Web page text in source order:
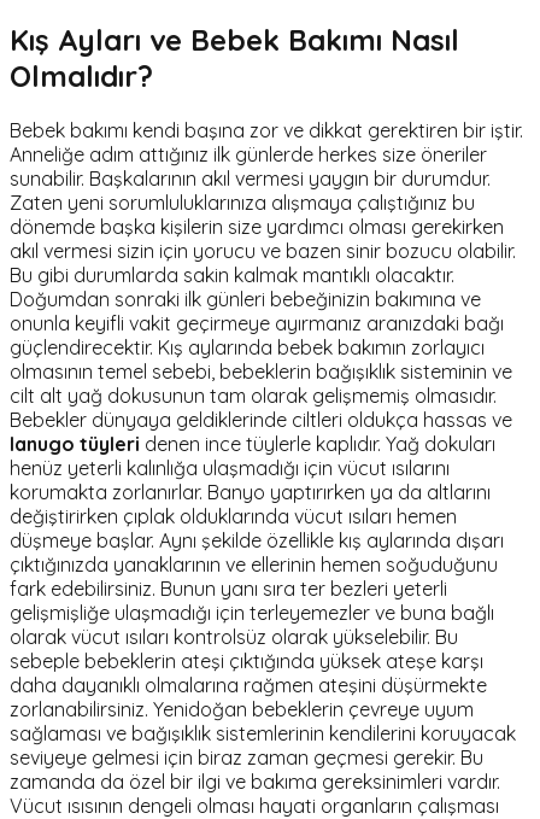
Kış Ayları ve Bebek Bakımı Nasıl
Olmalıdır?
Bebek bakımı kendi başına zor ve dikkat gerektiren bir iştir.
Anneliğe adım attığınız ilk günlerde herkes size öneriler
sunabilir. Başkalarının akıl vermesi yaygın bir durumdur.
Zaten yeni sorumluluklarınıza alışmaya çalıştığınız bu
dönemde başka kişilerin size yardımcı olması gerekirken
akıl vermesi sizin için yorucu ve bazen sinir bozucu olabilir.
Bu gibi durumlarda sakin kalmak mantıklı olacaktır.
Doğumdan sonraki ilk günleri bebeğinizin bakımına ve
onunla keyifli vakit geçirmeye ayırmanız aranızdaki bağı
güçlendirecektir. Kış aylarında bebek bakımın zorlayıcı
olmasının temel sebebi, bebeklerin bağışıklık sisteminin ve
cilt alt yağ dokusunun tam olarak gelişmemiş olmasıdır.
Bebekler dünyaya geldiklerinde ciltleri oldukça hassas ve
lanugo tüyleri denen ince tüylerle kaplıdır. Yağ dokuları
henüz yeterli kalınlığa ulaşmadığı için vücut ısılarını
korumakta zorlanırlar. Banyo yaptırırken ya da altlarını
değiştirirken çıplak olduklarında vücut ısıları hemen
düşmeye başlar. Aynı şekilde özellikle kış aylarında dışarı
çıktığınızda yanaklarının ve ellerinin hemen soğuduğunu
fark edebilirsiniz. Bunun yanı sıra ter bezleri yeterli
gelişmişliğe ulaşmadığı için terleyemezler ve buna bağlı
olarak vücut ısıları kontrolsüz olarak yükselebilir. Bu
sebeple bebeklerin ateşi çıktığında yüksek ateşe karşı
daha dayanıklı olmalarına rağmen ateşini düşürmekte
zorlanabilirsiniz. Yenidoğan bebeklerin çevreye uyum
sağlaması ve bağışıklık sistemlerinin kendilerini koruyacak
seviyeye gelmesi için biraz zaman geçmesi gerekir. Bu
zamanda da özel bir ilgi ve bakıma gereksinimleri vardır.
Vücut ısısının dengeli olması hayati organların çalışması